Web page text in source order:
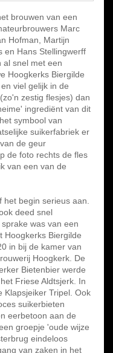
brouwen van een
Marc
Hofman, Martijn
en Hans Stellingwerff
al snel met een
Hoogkerks Biergilde
viel gelijk in de
zestig flesjes) dan
ingrediënt van dit
symbool van
suikerfabriek er
de geur
de foto rechts de fles
van een van de
begin serieus aan.
deed snel
was van een
Hoogkerks Biergilde
in bij de kamer van
Hoogkerk. De
Bietenbier werde
Friese Aldtsjerk. In
Klapsjeiker Tripel. Ook
suikerbieten
eerbetoon aan de
groepje 'oude wijze
eindeloos
van zaken in het